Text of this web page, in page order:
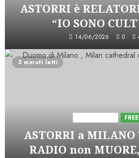
ASTORRI è
“IO SONO
14/06/2026 0
3 minuti letti
FREE
ASTORRI a MILANO
RADIO non